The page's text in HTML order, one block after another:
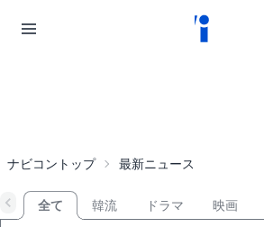
ナビコントップ 最新ニュース
全て 韓流 ドラマ 映画